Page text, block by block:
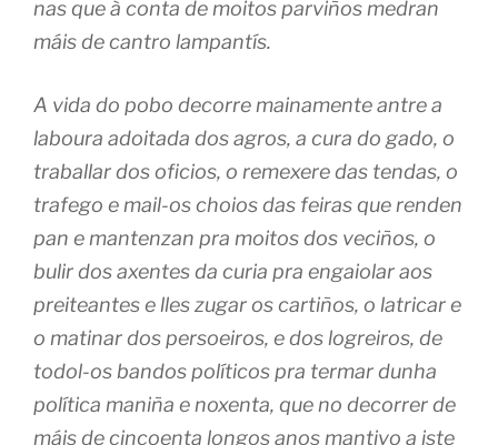
nas que à conta de moitos parviños medran
máis de cantro lampantís.
A vida do pobo decorre mainamente antre a
laboura adoitada dos agros, a cura do gado, o
traballar dos oficios, o remexere das tendas, o
trafego e mail-os choios das feiras que renden
pan e mantenzan pra moitos dos veciños, o
bulir dos axentes da curia pra engaiolar aos
preiteantes e lles zugar os cartiños, o latricar e
o matinar dos persoeiros, e dos logreiros, de
todol-os bandos políticos pra termar dunha
política maniña e noxenta, que no decorrer de
máis de cincoenta longos anos mantivo a iste